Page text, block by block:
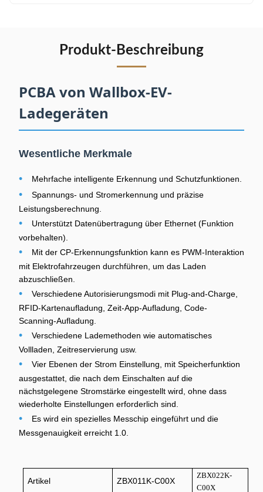
Produkt-Beschreibung
PCBA von Wallbox-EV-
Ladegeräten
Wesentliche Merkmale
• Mehrfache intelligente Erkennung und Schutzfunktionen.
•
Spannungs- und Stromerkennung und präzise
Leistungsberechnung.
•
Unterstützt Datenübertragung über Ethernet (Funktion
vorbehalten).
•
Mit der CP-Erkennungsfunktion kann es PWM-Interaktion
mit Elektrofahrzeugen durchführen, um das Laden
abzuschließen.
•
Verschiedene Autorisierungsmodi mit Plug-and-Charge,
RFID-Kartenaufladung, Zeit-App-Aufladung, Code-
Scanning-Aufladung.
•
Verschiedene Lademethoden wie automatisches
Vollladen, Zeitreservierung usw.
•
Vier Ebenen der Strom Einstellung, mit Speicherfunktion
ausgestattet, die nach dem Einschalten auf die
nächstgelegene Stromstärke eingestellt wird, ohne dass
wiederholte Einstellungen erforderlich sind.
•
Es wird ein spezielles Messchip eingeführt und die
Messgenauigkeit erreicht 1.0.
Artikel ZBX011K-C00X
ZBX022K-
C00X